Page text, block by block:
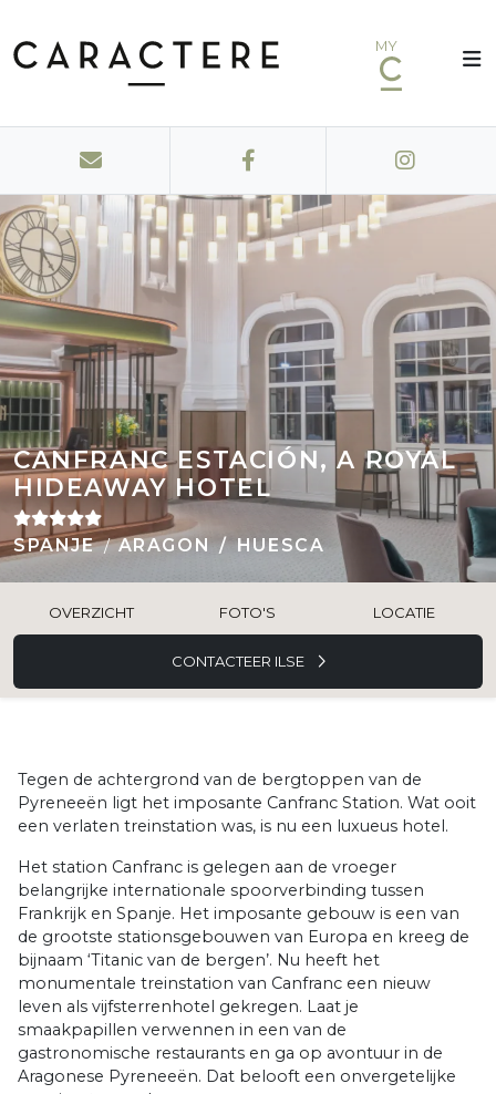
MY
CANFRANC ESTACIÓN, A ROYAL
HIDEAWAY HOTEL
SPANJE ARAGON HUESCA
OVERZICHT FOTO'S LOCATIE
CONTACTEER ILSE
Tegen de achtergrond van de bergtoppen van de
Pyreneeën ligt het imposante Canfranc Station. Wat ooit
een verlaten treinstation was, is nu een luxueus hotel.
Het station Canfranc is gelegen aan de vroeger
belangrijke internationale spoorverbinding tussen
Frankrijk en Spanje. Het imposante gebouw is een van
de grootste stationsgebouwen van Europa en kreeg de
bijnaam ‘Titanic van de bergen’. Nu heeft het
monumentale treinstation van Canfranc een nieuw
leven als vijfsterrenhotel gekregen. Laat je
smaakpapillen verwennen in een van de
gastronomische restaurants en ga op avontuur in de
Aragonese Pyreneeën. Dat belooft een onvergetelijke